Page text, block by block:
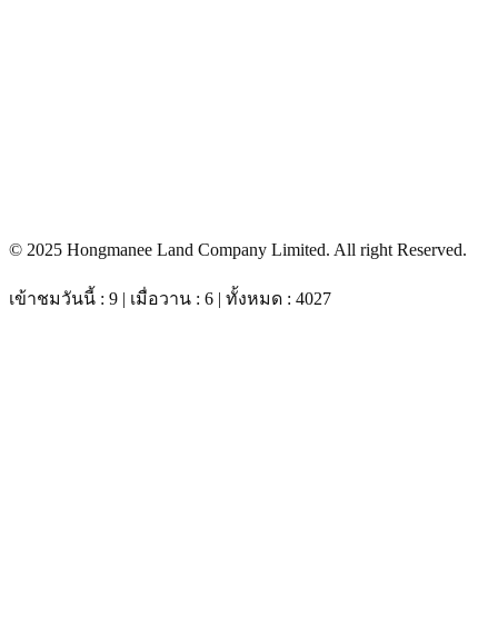
© 2025 Hongmanee Land Company Limited. All right Reserved.
เข้าชมวันนี้ : 9 | เมื่อวาน : 6 | ทั้งหมด : 4027